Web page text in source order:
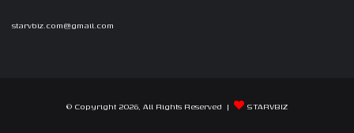
starvbiz.com@gmail.com
© Copyright 2026, All Rights Reserved | STARVBIZ